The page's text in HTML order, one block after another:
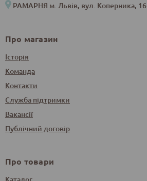
РАМАРНЯ м. Львів, вул. Коперника, 16
Про магазин
Історія
Команда
Контакти
Служба підтримки
Вакансії
Публічний договір
Про товари